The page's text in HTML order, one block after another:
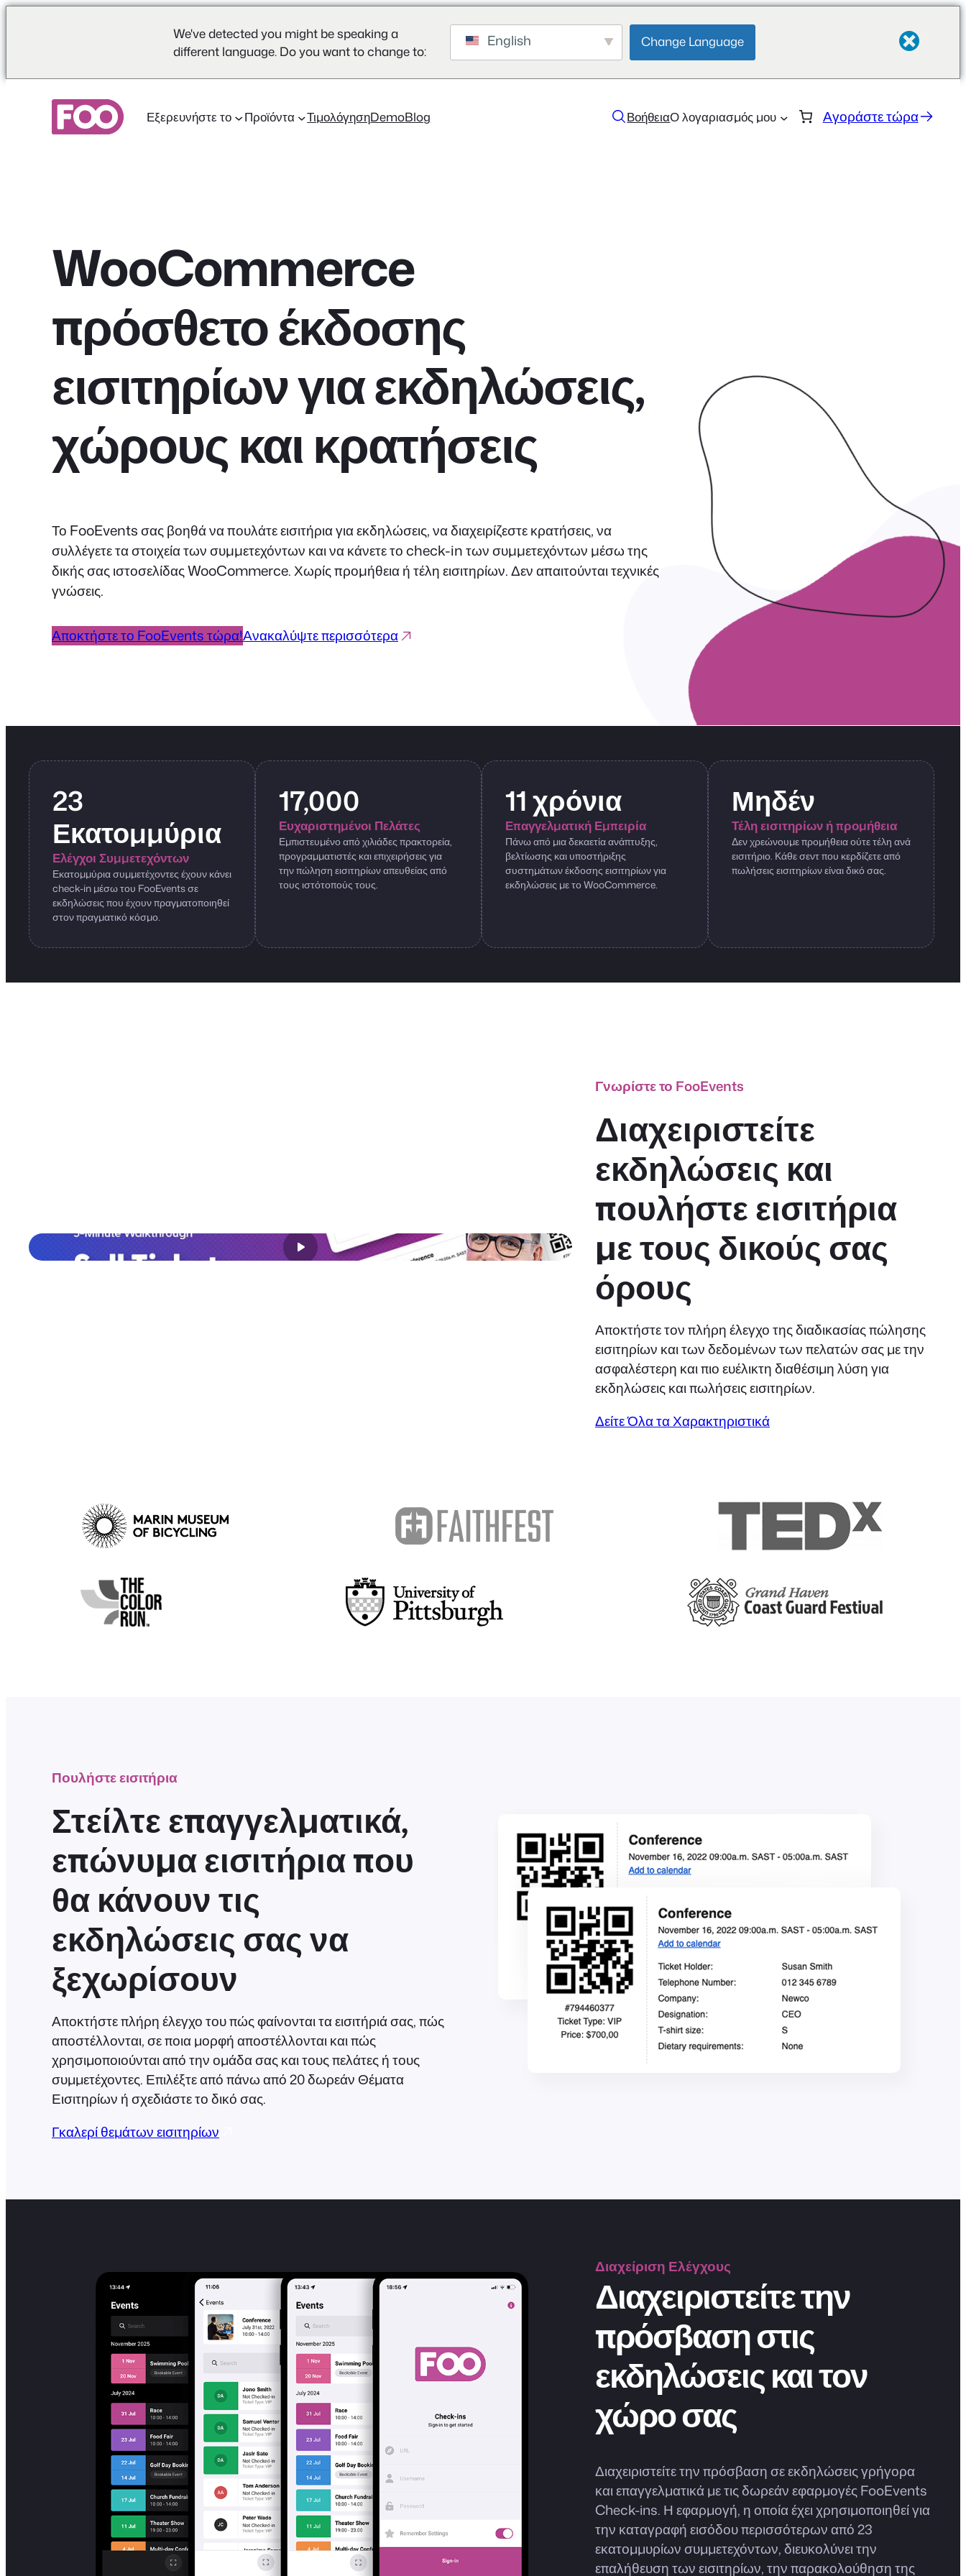
We've detected you might be speaking a
different language. Do you want to change to:
English Change Language
περιεχόμενο
Εξερευνήστε το Προϊόντα ΤιμολόγησηDemoBlog ΒοήθειαΟ λογαριασμός μου Αγοράστε τώρα
WooCommerce
πρόσθετο έκδοσης
εισιτηρίων για εκδηλώσεις,
χώρους και κρατήσεις
Το FooEvents σας βοηθά να πουλάτε εισιτήρια για εκδηλώσεις, να διαχειρίζεστε κρατήσεις, να
συλλέγετε τα στοιχεία των συμμετεχόντων και να κάνετε το check-in των συμμετεχόντων μέσω της
δικής σας ιστοσελίδας WooCommerce. Χωρίς προμήθεια ή τέλη εισιτηρίων. Δεν απαιτούνται τεχνικές
γνώσεις.
Αποκτήστε το FooEvents τώρα!Ανακαλύψτε περισσότερα
23
Εκατομμύρια
Ελέγχοι Συμμετεχόντων
Εκατομμύρια συμμετέχοντες έχουν κάνει
check-in μέσω του FooEvents σε
εκδηλώσεις που έχουν πραγματοποιηθεί
στον πραγματικό κόσμο.
17,000
Ευχαριστημένοι Πελάτες
Εμπιστευμένο από χιλιάδες πρακτορεία,
προγραμματιστές και επιχειρήσεις για
την πώληση εισιτηρίων απευθείας από
τους ιστότοπούς τους.
11 χρόνια
Επαγγελματική Εμπειρία
Πάνω από μια δεκαετία ανάπτυξης,
βελτίωσης και υποστήριξης
συστημάτων έκδοσης εισιτηρίων για
εκδηλώσεις με το WooCommerce.
Μηδέν
Τέλη εισιτηρίων ή προμήθεια
Δεν χρεώνουμε προμήθεια ούτε τέλη ανά
εισιτήριο. Κάθε σεντ που κερδίζετε από
πωλήσεις εισιτηρίων είναι δικό σας.
Γνωρίστε το FooEvents
Διαχειριστείτε
εκδηλώσεις και
πουλήστε εισιτήρια
με τους δικούς σας
όρους
Αποκτήστε τον πλήρη έλεγχο της διαδικασίας πώλησης
εισιτηρίων και των δεδομένων των πελατών σας με την
ασφαλέστερη και πιο ευέλικτη διαθέσιμη λύση για
εκδηλώσεις και πωλήσεις εισιτηρίων.
Δείτε Όλα τα Χαρακτηριστικά
Πουλήστε εισιτήρια
Στείλτε επαγγελματικά,
επώνυμα εισιτήρια που
θα κάνουν τις
εκδηλώσεις σας να
ξεχωρίσουν
Αποκτήστε πλήρη έλεγχο του πώς φαίνονται τα εισιτήριά σας, πώς
αποστέλλονται, σε ποια μορφή αποστέλλονται και πώς
χρησιμοποιούνται από την ομάδα σας και τους πελάτες ή τους
συμμετέχοντες. Επιλέξτε από πάνω από 20 δωρεάν Θέματα
Εισιτηρίων ή σχεδιάστε το δικό σας.
Γκαλερί θεμάτων εισιτηρίων
Διαχείριση Ελέγχους
Διαχειριστείτε την
πρόσβαση στις
εκδηλώσεις και τον
χώρο σας
Διαχειριστείτε την πρόσβαση σε εκδηλώσεις γρήγορα
και επαγγελματικά με τις δωρεάν εφαρμογές FooEvents
Check-ins. Η εφαρμογή, η οποία έχει χρησιμοποιηθεί για
την καταγραφή εισόδου περισσότερων από 23
εκατομμυρίων συμμετεχόντων, διευκολύνει την
επαλήθευση των εισιτηρίων, την παρακολούθηση της